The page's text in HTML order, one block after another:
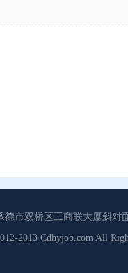
市双桥区工商联大厦斜对
2013 Cdhyjob.com All